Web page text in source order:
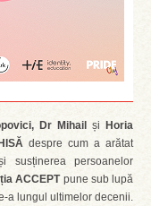
Dr Mihailși Horia
despre cum a arătat
susținerea persoanelor
ACCEPTpune sub lupă
a lungul ultimelor decenii.